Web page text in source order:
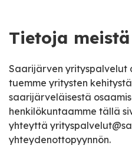
Tietoja meistä
Saarijärven
tuemme yritysten
saarijärveläisestä
henkilökuntaamme tällä
yhteyttä
yhteydenottopyynnön.